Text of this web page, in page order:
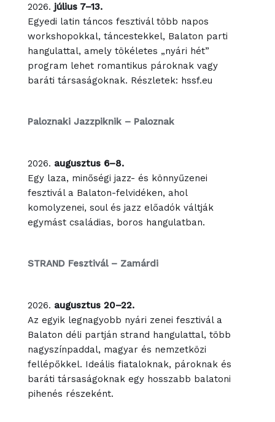
július 7–13.
Egyedi latin táncos fesztivál több napos
workshopokkal, táncestekkel, Balaton parti
hangulattal, amely tökéletes „nyári hét”
program lehet romantikus pároknak vagy
baráti társaságoknak. Részletek: hssf.eu
Paloznaki Jazzpiknik – Paloznak
augusztus 6–8.
Egy laza, minőségi jazz- és könnyűzenei
fesztivál a Balaton-felvidéken, ahol
komolyzenei, soul és jazz előadók váltják
egymást családias, boros hangulatban.
STRAND Fesztivál – Zamárdi
augusztus 20–22.
Az egyik legnagyobb nyári zenei fesztivál a
Balaton déli partján strand hangulattal, több
nagyszínpaddal, magyar és nemzetközi
fellépőkkel. Ideális fiataloknak, pároknak és
baráti társaságoknak egy hosszabb balatoni
pihenés részeként.